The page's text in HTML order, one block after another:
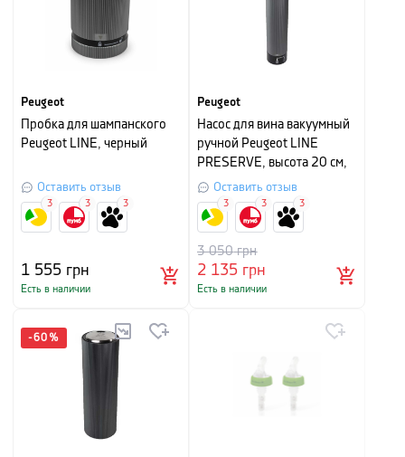
Peugeot
Пробка для шампанского
Peugeot LINE, черный
Оставить отзыв
1 555 грн
Есть в наличии
3 3 3
Peugeot
Насос для вина вакуумный
ручной Peugeot LINE
PRESERVE, высота 20 см,
серыйОставить отзыв
2 135 грн
3 050грн
Есть в наличии
3 3 3
-60 %